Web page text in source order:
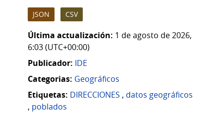
JSON CSV
Última actualización: 1 de agosto de 2026,
6:03 (UTC+00:00)
Publicador: IDE
Categorias: Geográficos
Etiquetas: DIRECCIONES , datos geográficos
, poblados